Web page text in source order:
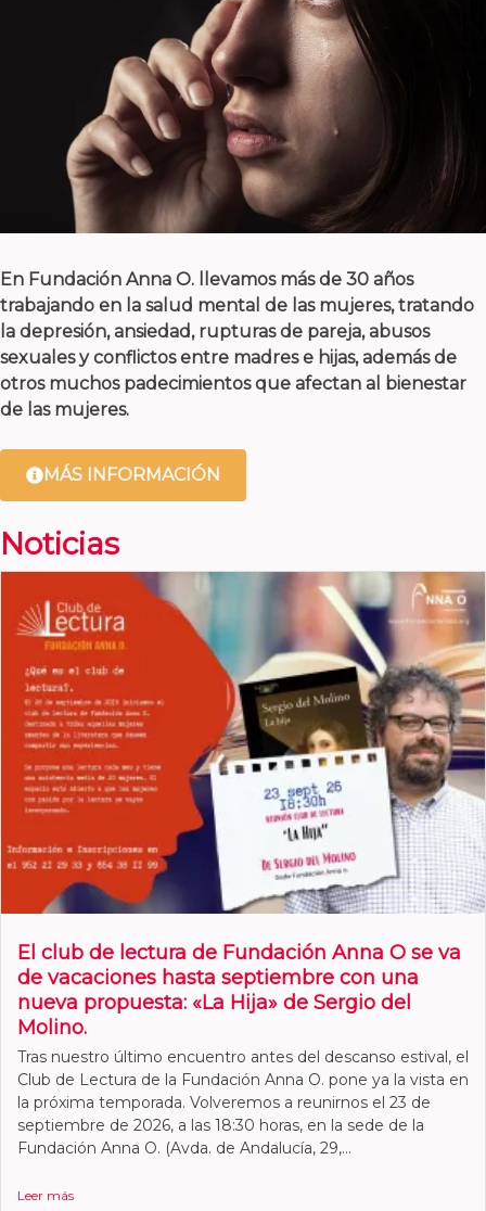
En Fundación Anna O. llevamos más de 30 años
trabajando en la salud mental de las mujeres, tratando
la depresión, ansiedad, rupturas de pareja, abusos
sexuales y conflictos entre madres e hijas, además de
otros muchos padecimientos que afectan al bienestar
de las mujeres.
MÁS INFORMACIÓN
Noticias
El club de lectura de Fundación Anna O se va
de vacaciones hasta septiembre con una
nueva propuesta: «La Hija» de Sergio del
Molino.
Tras nuestro último encuentro antes del descanso estival, el
Club de Lectura de la Fundación Anna O. pone ya la vista en
la próxima temporada. Volveremos a reunirnos el 23 de
septiembre de 2026, a las 18:30 horas, en la sede de la
Fundación Anna O. (Avda. de Andalucía, 29,...
Leer más